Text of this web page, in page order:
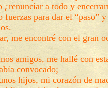
¿renunciar a todo y
para dar el “paso”
me encontré con el gran
amigos, me hallé con
convocado;
hijos, mi corazón de